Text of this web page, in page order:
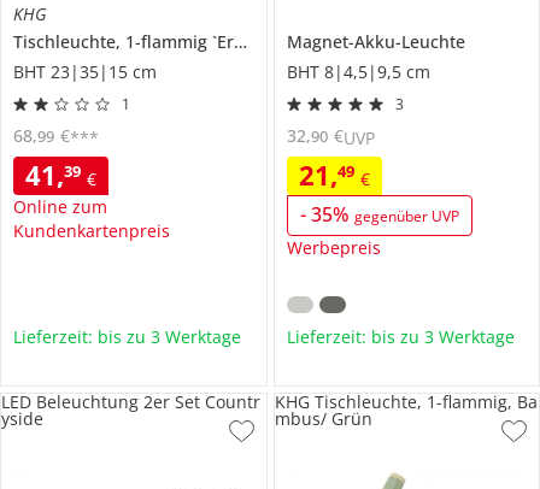
KHG
Tischleuchte, 1-flammig `Erdmännchen`
BHT 23|35|15 cm
1
41,39 €
Online zum
Kundenkartenpreis
68,99 €***
Lieferzeit: bis zu 3 Werktage
Magnet-Akku-Leuchte
BHT 8|4,5|9,5 cm
3
21,49 €
-35% gegenüber UVP
Werbepreis
32,90 €UVP
Lieferzeit: bis zu 3 Werktage
LED Beleuchtung 2er Set Countr
yside
KHG Tischleuchte, 1-flammig, Ba
mbus/ Grün